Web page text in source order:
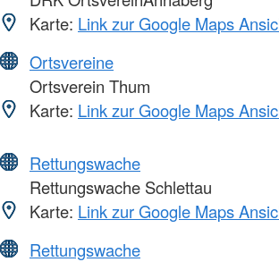
Karte: Link zur Google Maps
Ortsvereine
Ortsverein Thum
Karte: Link zur Google Maps
Rettungswache
Rettungswache Schlettau
Karte: Link zur Google Maps
Rettungswache